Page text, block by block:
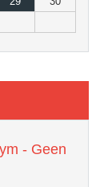
- Geen